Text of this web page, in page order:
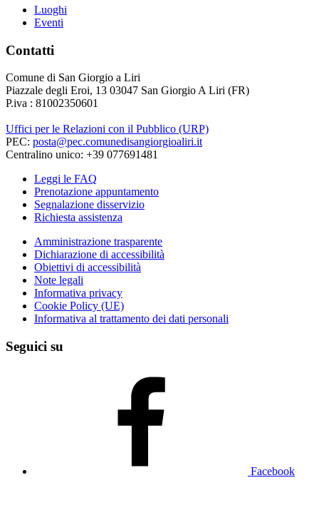
Luoghi
Eventi
Contatti
Comune di San Giorgio a Liri
Piazzale degli Eroi, 13 03047 San Giorgio A Liri (FR)
P.iva : 81002350601
Uffici per le Relazioni con il Pubblico (URP)
PEC: posta@pec.comunedisangiorgioaliri.it
Centralino unico: +39 077691481
Leggi le FAQ
Prenotazione appuntamento
Segnalazione disservizio
Richiesta assistenza
Amministrazione trasparente
Dichiarazione di accessibilità
Obiettivi di accessibilità
Note legali
Informativa privacy
Cookie Policy (UE)
Informativa al trattamento dei dati personali
Seguici su
Facebook